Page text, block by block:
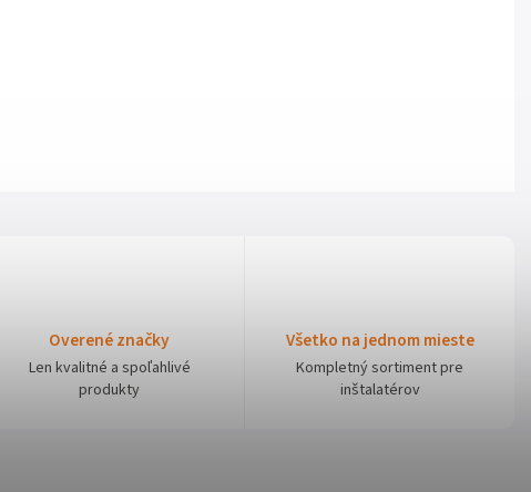
Overené značky
Len kvalitné a spoľahlivé
produkty
Všetko na jednom mieste
Kompletný sortiment pre
inštalatérov